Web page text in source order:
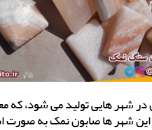
در شهر هایی تولید می شود، که
شهر ها صابون نمک به صورت